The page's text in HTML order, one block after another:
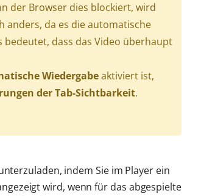
der Browser dies blockiert, wird
anders, da es die automatische
dass das Video überhaupt
Wiedergabeaktiviert ist,
der Tab-Sichtbarkeit.
indem Sie im Player ein
wird, wenn für das abgespielte